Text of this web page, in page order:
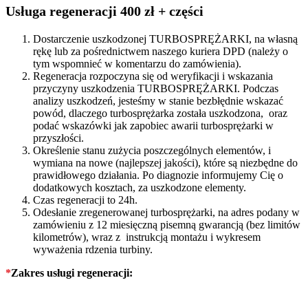
753420
quantity
Usługa regeneracji 400 zł + części
Dostarczenie uszkodzonej TURBOSPRĘŻARKI, na własną
rękę lub za pośrednictwem naszego kuriera DPD (należy o
tym wspomnieć w komentarzu do zamówienia).
Regeneracja rozpoczyna się od weryfikacji i wskazania
przyczyny uszkodzenia TURBOSPRĘŻARKI. Podczas
analizy uszkodzeń, jesteśmy w stanie bezbłędnie wskazać
powód, dlaczego turbosprężarka została uszkodzona, oraz
podać wskazówki jak zapobiec awarii turbosprężarki w
przyszłości.
Określenie stanu zużycia poszczególnych elementów, i
wymiana na nowe (najlepszej jakości), które są niezbędne do
prawidłowego działania. Po diagnozie informujemy Cię o
dodatkowych kosztach, za uszkodzone elementy.
Czas regeneracji to 24h.
Odesłanie zregenerowanej turbosprężarki, na adres podany w
zamówieniu z 12 miesięczną pisemną gwarancją (bez limitów
kilometrów), wraz z instrukcją montażu i wykresem
wyważenia rdzenia turbiny.
*Zakres usługi regeneracji: